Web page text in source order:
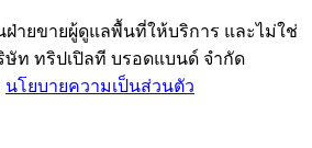
ฝ่ายขายผู้ดูแลพื้นที่ให้บริการ และไม่ใช่
ษัท ทริปเปิลที บรอดแบนด์ จำกัด
นโยบายความเป็นส่วนตัว